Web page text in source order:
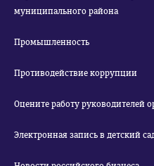
муниципального района
Промышленность
Противодействие коррупции
Оцените работу руководителей
Электронная запись в детский